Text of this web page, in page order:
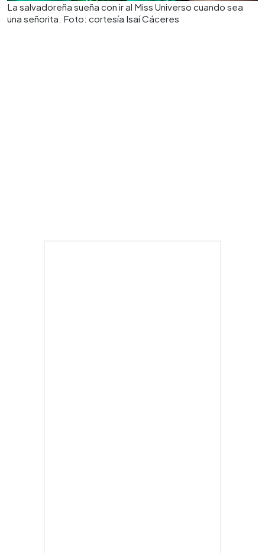
La salvadoreña sueña con ir al Miss Universo cuando sea
una señorita. Foto: cortesía Isaí Cáceres